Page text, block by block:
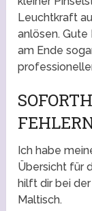
Leuchtkraft
anlösen. Gute
am Ende
Ich habe
Übersicht für
hilft dir bei
Maltisch.